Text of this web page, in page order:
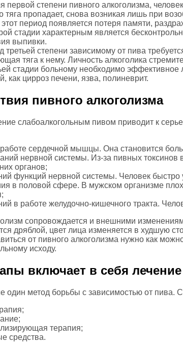
первой степени пивного алкоголизма,
тяга пропадает, снова возникая лишь при
период появляется потеря памяти,
стадии характерным является
выпивки.
третьей степени зависимому от пива
тяга к нему. Личность алкоголика
стадии больному необходимо эффективное
как цирроз печени, язва, полиневрит.
пивного алкоголизма
слабоалкогольным пивом приводит к
сердечной мышцы. Она становится
нервной системы. Из-за пивных токсинов
органов;
функций нервной системы. Человек быстро
в половой сфере. В мужском организме
в работе желудочно-кишечного тракта.
сопровождается и внешними
дряблой, цвет лица изменяется в худшую
от пивного алкоголизма нужно как
исходу.
включает в себя
один метод борьбы с зависимостью от
терапия;
средства.